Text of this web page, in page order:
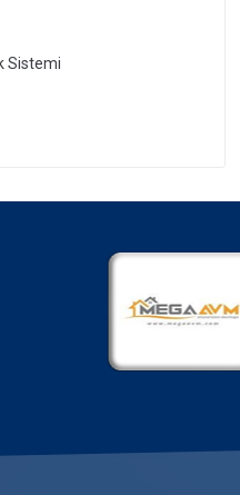
Sistemi